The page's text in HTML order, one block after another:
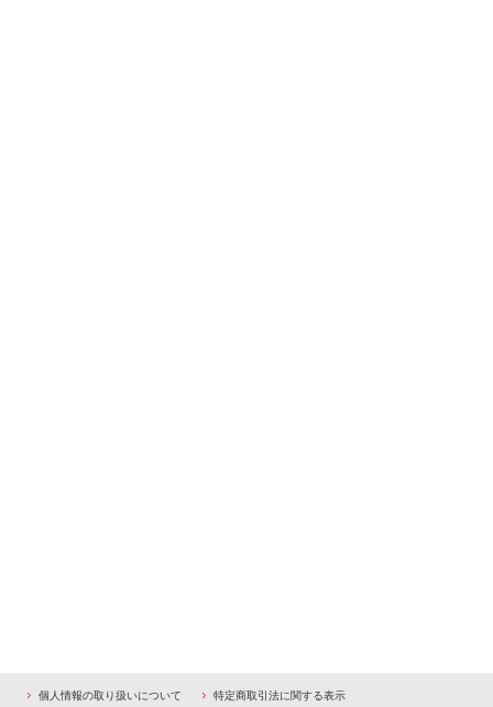
個人情報の取り扱いについて 特定商取引法に関する表示